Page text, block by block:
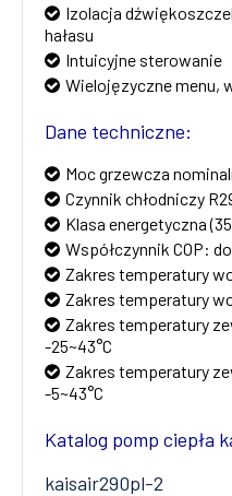
Izolacja
hałasu
Intuicyjne sterowanie
Wielojęzyczne menu,
Dane techniczne:
Moc grzewcza
Czynnik chłodniczy
Klasa energetyczna
Współczynnik COP:
Zakres temperatury
Zakres temperatury
Zakres temperatury
-25~43°C
Zakres temperatury
-5~43°C
Katalog pomp ciepła
kaisair290pl-2